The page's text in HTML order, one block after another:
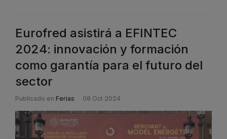
Eurofred asistirá a EFINTEC
2024: innovación y formación
como garantía para el futuro del
sector
Publicado en Ferias 08 Oct 2024